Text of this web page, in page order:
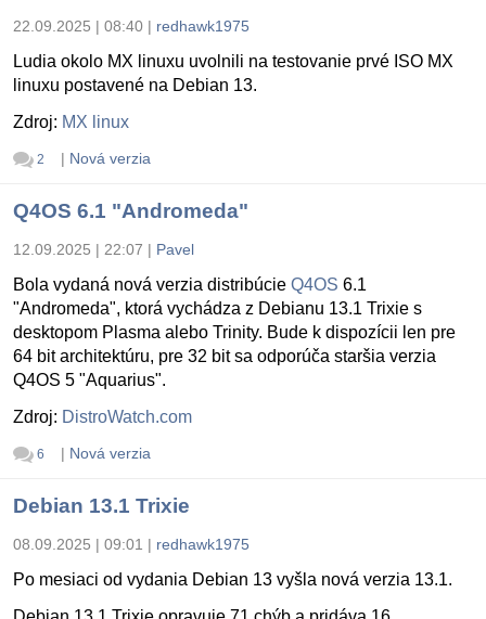
22.09.2025 | 08:40 | redhawk1975
Ludia okolo MX linuxu uvolnili na testovanie prvé ISO MX
linuxu postavené na Debian 13.
Zdroj: MX linux
2 | Nová verzia
Q4OS 6.1 "Andromeda"
12.09.2025 | 22:07 | Pavel
Bola vydaná nová verzia distribúcie Q4OS 6.1
"Andromeda", ktorá vychádza z Debianu 13.1 Trixie s
desktopom Plasma alebo Trinity. Bude k dispozícii len pre
64 bit architektúru, pre 32 bit sa odporúča staršia verzia
Q4OS 5 "Aquarius".
Zdroj: DistroWatch.com
6 | Nová verzia
Debian 13.1 Trixie
08.09.2025 | 09:01 | redhawk1975
Po mesiaci od vydania Debian 13 vyšla nová verzia 13.1.